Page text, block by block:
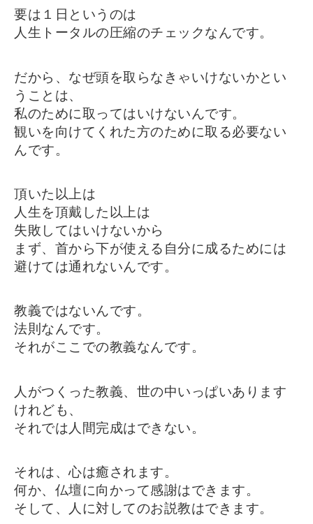
要は１日というのは
人生トータルの圧縮のチェックなんです。
だから、なぜ頭を取らなきゃいけないかとい
うことは、
私のために取ってはいけないんです。
観いを向けてくれた方のために取る必要ない
んです。
頂いた以上は
人生を頂戴した以上は
失敗してはいけないから
まず、首から下が使える自分に成るためには
避けては通れないんです。
教義ではないんです。
法則なんです。
それがここでの教義なんです。
人がつくった教義、世の中いっぱいあります
けれども、
それでは人間完成はできない。
それは、心は癒されます。
何か、仏壇に向かって感謝はできます。
そして、人に対してのお説教はできます。